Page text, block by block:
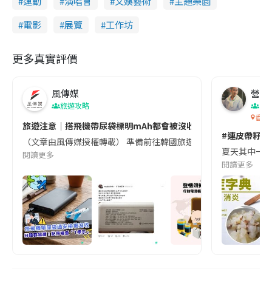
電影
展覽 工作坊
更多真實評價
風傳媒
旅遊攻略
旅遊注意｜搭飛機帶尿袋標明mAh都會被沒收😱出發前切記檢查
（文章由風傳媒授權轉載） 準備前往韓國旅遊的民眾，近期要
閱讀更多
營養
香港
#連皮帶籽
夏天其中一
閱讀更多